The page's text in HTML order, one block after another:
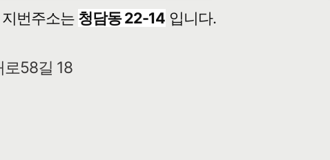
지번주소는 청담동 22-14 입니다.
로58길 18